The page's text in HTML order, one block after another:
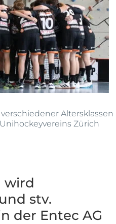
Altersklassen
Zürich
wird
stv.
der Entec AG